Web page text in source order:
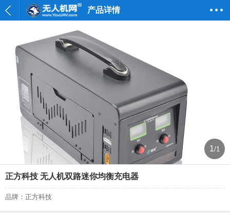
产品详情
1/1
正方科技 无人机双路迷你均衡充电器
品牌：正方科技